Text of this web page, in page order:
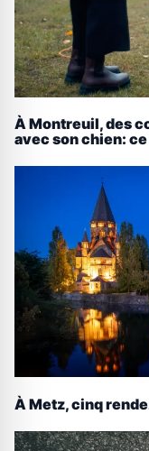
À Montreuil, des
avec son chien:
À Metz, cinq